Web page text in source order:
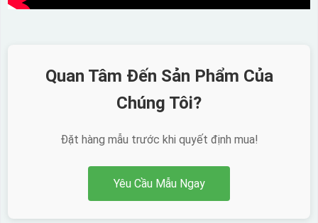
Quan Tâm Đến Sản Phẩm Của
Chúng Tôi?
Đặt hàng mẫu trước khi quyết định mua!
Yêu Cầu Mẫu Ngay